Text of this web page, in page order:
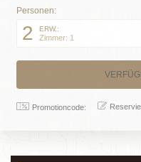
Personen:
2 ERW.:
Zimmer: 1
Promotioncode: